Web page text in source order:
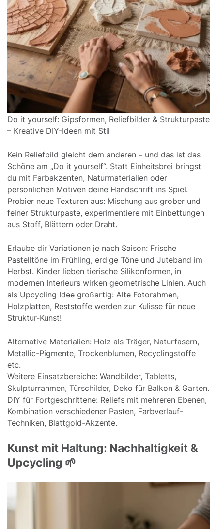
Do it yourself: Gipsformen, Reliefbilder & Strukturpaste
– Kreative DIY-Ideen mit Stil
Kein Reliefbild gleicht dem anderen – und das ist das
Schöne am „Do it yourself“. Statt Einheitsbrei bringst
du mit Farbakzenten, Naturmaterialien oder
persönlichen Motiven deine Handschrift ins Spiel.
Probier neue Texturen aus: Mischung aus grober und
feiner Strukturpaste, experimentiere mit Einbettungen
aus Stoff, Blättern oder Draht.
Erlaube dir Variationen je nach Saison: Frische
Pastelltöne im Frühling, erdige Töne und Juteband im
Herbst. Kinder lieben tierische Silikonformen, in
modernen Interieurs wirken geometrische Linien. Auch
als Upcycling Idee großartig: Alte Fotorahmen,
Holzplatten, Reststoffe werden zur Kulisse für neue
Struktur-Kunst!
Alternative Materialien: Holz als Träger, Naturfasern,
Metallic-Pigmente, Trockenblumen, Recyclingstoffe
etc.
Weitere Einsatzbereiche: Wandbilder, Tabletts,
Skulpturrahmen, Türschilder, Deko für Balkon & Garten.
DIY für Fortgeschrittene: Reliefs mit mehreren Ebenen,
Kombination verschiedener Pasten, Farbverlauf-
Techniken, Blattgold-Akzente.
Kunst mit Haltung: Nachhaltigkeit &
Upcycling 🌱